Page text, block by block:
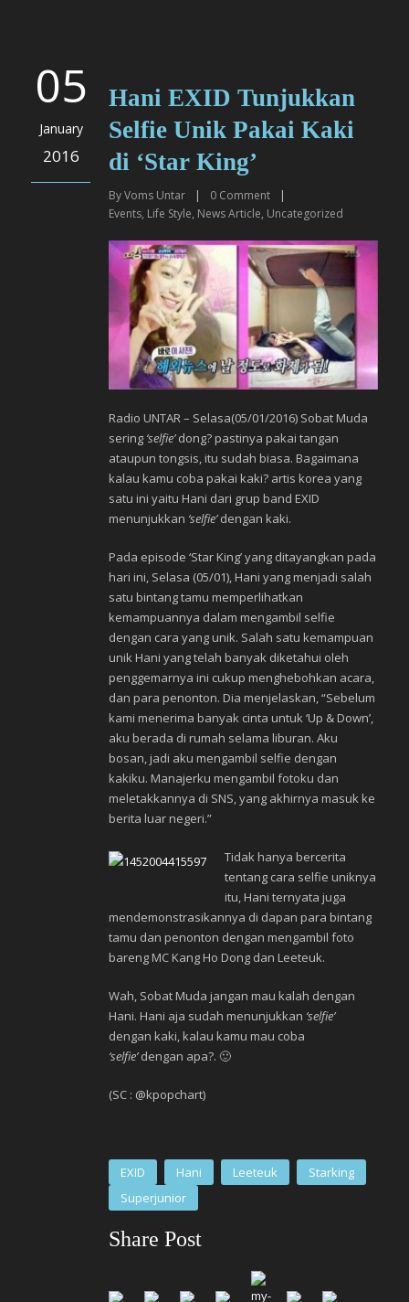
05
January
2016
Hani EXID Tunjukkan
Selfie Unik Pakai Kaki
di ‘Star King’
ByVoms Untar | 0 Comment
|
Events, Life Style, News Article, Uncategorized
Radio UNTAR – Selasa(05/01/2016) Sobat Muda
sering ‘selfie’dong? pastinya pakai tangan
ataupun tongsis, itu sudah biasa. Bagaimana
kalau kamu coba pakai kaki? artis korea yang
satu ini yaitu Hani dari grup band EXID
menunjukkan ‘selfie’dengan kaki.
Pada episode ‘Star King’ yang ditayangkan pada
hari ini, Selasa (05/01), Hani yang menjadi salah
satu bintang tamu memperlihatkan
kemampuannya dalam mengambil selfie
dengan cara yang unik. Salah satu kemampuan
unik Hani yang telah banyak diketahui oleh
penggemarnya ini cukup menghebohkan acara,
dan para penonton. Dia menjelaskan, “Sebelum
kami menerima banyak cinta untuk ‘Up & Down’,
aku berada di rumah selama liburan. Aku
bosan, jadi aku mengambil selfie dengan
kakiku. Manajerku mengambil fotoku dan
meletakkannya di SNS, yang akhirnya masuk ke
berita luar negeri.”
Tidak hanya bercerita
tentang cara selfie uniknya
itu, Hani ternyata juga
mendemonstrasikannya di dapan para bintang
tamu dan penonton dengan mengambil foto
bareng MC Kang Ho Dong dan Leeteuk.
Wah, Sobat Muda jangan mau kalah dengan
Hani. Hani aja sudah menunjukkan ‘selfie’
dengan kaki, kalau kamu mau coba
‘selfie’dengan apa?. 🙂
(SC : @kpopchart)
EXID Hani Leeteuk
Starking
Superjunior
Share Post